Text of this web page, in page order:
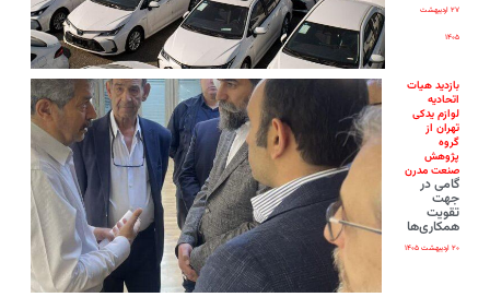
۲۷ اردیبهشت
۱۴۰۵
بازدید هیات
اتحادیه
لوازم یدکی
تهران از
گروه
پژوهش
صنعت مدرن
گامی در
جهت
تقویت
همکاری‌ها
۲۰ اردیبهشت ۱۴۰۵